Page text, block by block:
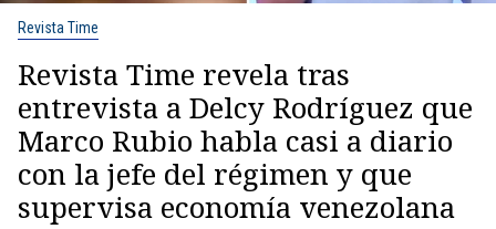
Revista Time
Revista Time revela tras
entrevista a Delcy Rodríguez que
Marco Rubio habla casi a diario
con la jefe del régimen y que
supervisa economía venezolana